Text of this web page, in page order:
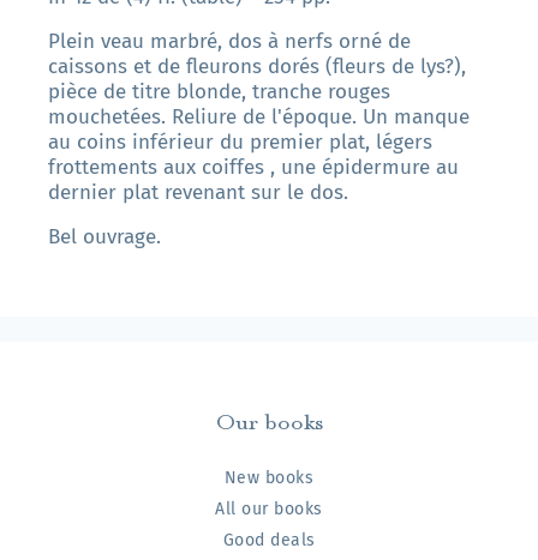
Plein veau marbré, dos à nerfs orné de
caissons et de fleurons dorés (fleurs de lys?),
pièce de titre blonde, tranche rouges
mouchetées. Reliure de l'époque. Un manque
au coins inférieur du premier plat, légers
frottements aux coiffes , une épidermure au
dernier plat revenant sur le dos.
Bel ouvrage.
Our books
New books
All our books
Good deals